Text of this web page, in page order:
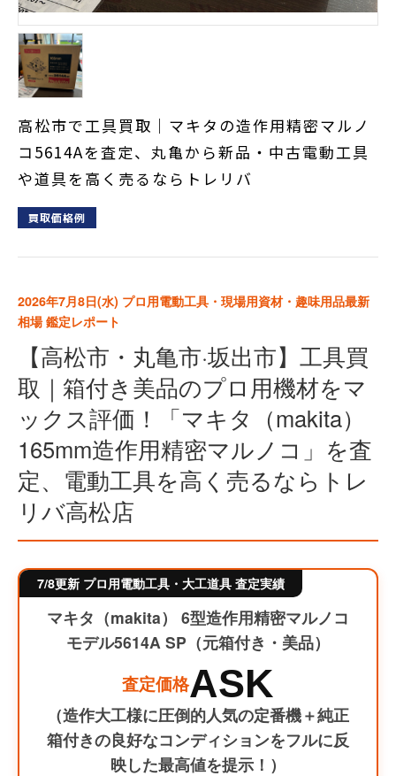
高松市で工具買取｜マキタの造作用精密マルノ
コ5614Aを査定、丸亀から新品・中古電動工具
や道具を高く売るならトレリバ
買取価格例
2026年7月8日(水) プロ用電動工具・現場用資材・趣味用品最新
相場 鑑定レポート
【高松市・丸亀市·坂出市】工具買
取｜箱付き美品のプロ用機材をマ
ックス評価！「マキタ（makita）
165mm造作用精密マルノコ」を査
定、電動工具を高く売るならトレ
リバ高松店
7/8更新 プロ用電動工具・大工道具 査定実績
マキタ（makita） 6型造作用精密マルノコ
モデル5614A SP（元箱付き・美品）
査定価格ASK
（造作大工様に圧倒的人気の定番機＋純正
箱付きの良好なコンディションをフルに反
映した最高値を提示！）